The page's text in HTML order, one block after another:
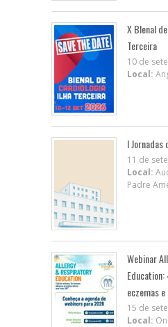
X BIenal
Terceira
10 de
Local:
I Jornadas
11 de
Local:
Padre
Webinar
eczemas
15 de
Local: